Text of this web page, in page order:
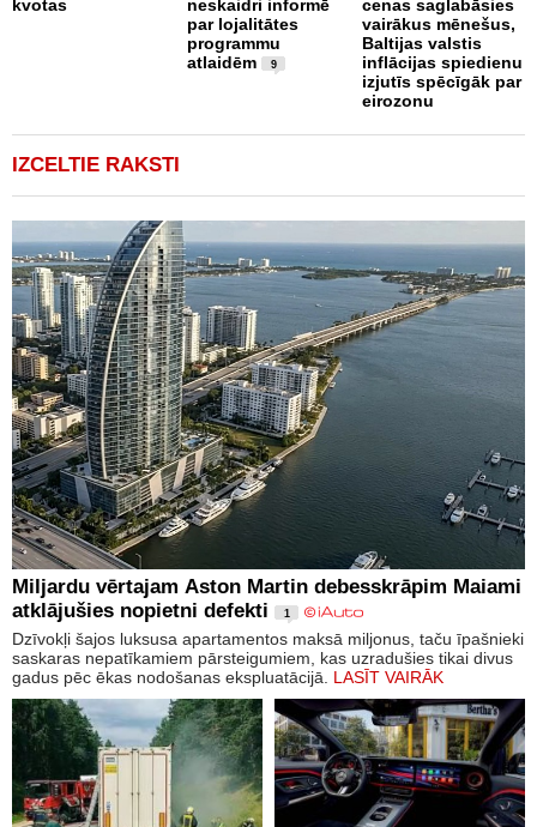
kvotas
neskaidri informē
par lojalitātes
programmu
atlaidēm
9
cenas saglabāsies
vairākus mēnešus,
Baltijas valstis
inflācijas spiedienu
izjutīs spēcīgāk par
eirozonu
IZCELTIE RAKSTI
Miljardu vērtajam Aston Martin debesskrāpim Maiami
atklājušies nopietni defekti
1
Dzīvokļi šajos luksusa apartamentos maksā miljonus, taču īpašnieki
saskaras nepatīkamiem pārsteigumiem, kas uzradušies tikai divus
gadus pēc ēkas nodošanas ekspluatācijā. LASĪT VAIRĀK